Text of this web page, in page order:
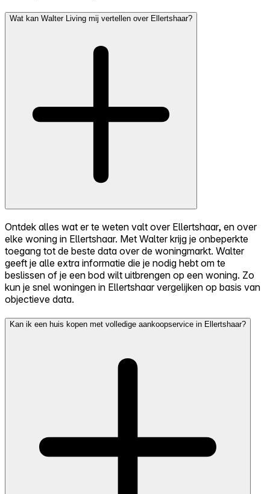
Wat kan Walter Living mij vertellen over Ellertshaar?
Ontdek alles wat er te weten valt over Ellertshaar, en over
elke woning in Ellertshaar. Met Walter krijg je onbeperkte
toegang tot de beste data over de woningmarkt. Walter
geeft je alle extra informatie die je nodig hebt om te
beslissen of je een bod wilt uitbrengen op een woning. Zo
kun je snel woningen in Ellertshaar vergelijken op basis van
objectieve data.
Kan ik een huis kopen met volledige aankoopservice in Ellertshaar?